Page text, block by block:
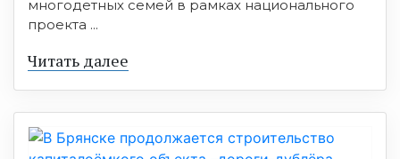
многодетных семей в рамках национального
проекта ...
Читать далее